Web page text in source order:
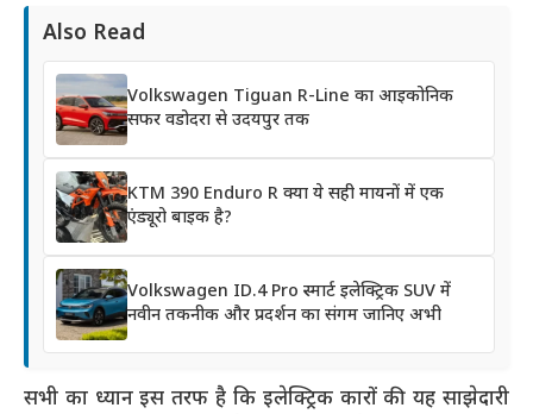
Also Read
Volkswagen Tiguan R-Line का आइकोनिक
सफर वडोदरा से उदयपुर तक
KTM 390 Enduro R क्या ये सही मायनों में एक
एंड्यूरो बाइक है?
Volkswagen ID.4 Pro स्मार्ट इलेक्ट्रिक SUV में
नवीन तकनीक और प्रदर्शन का संगम जानिए अभी
सभी का ध्यान इस तरफ है कि इलेक्ट्रिक कारों की यह साझेदारी